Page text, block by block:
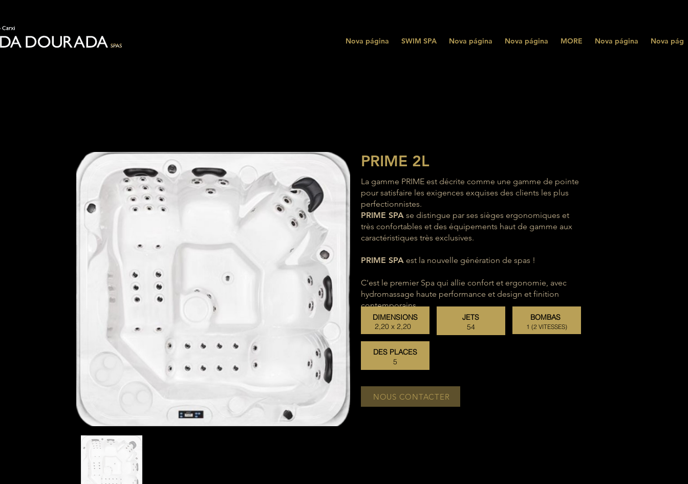
Nova página SWIM SPA Nova página Nova página MORE Nova página Nova
PRIME 2L
La gamme PRIME est décrite comme une gamme de pointe
pour satisfaire les exigences exquises des clients les plus
perfectionnistes.
PRIME SPA se distingue par ses sièges ergonomiques et
très confortables et des équipements haut de gamme aux
caractéristiques très exclusives.
PRIME SPA est la nouvelle génération de spas !
C'est le premier Spa qui allie confort et ergonomie, avec
hydromassage haute performance et design et finition
contemporains.
DIMENSIONS
2,20 x 2,20
DES PLACES
5
JETS
54
BOMBAS
1 (2 VITESSES)
NOUS CONTACTER